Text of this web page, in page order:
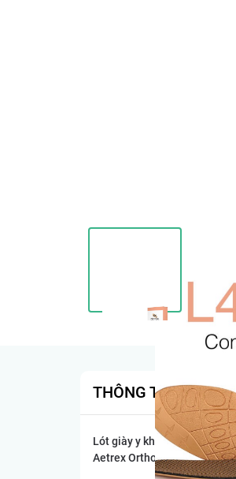
THÔNG TIN SẢN
Lót giày y khoa nữ Aetrex
Aetrex Orthotics Compete